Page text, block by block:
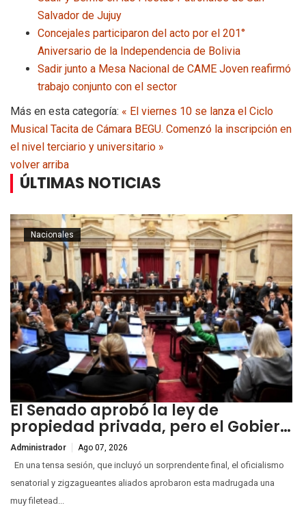
Salvador de Jujuy
Concejales participaron del acto por el 201°
Aniversario de la Independencia de Bolivia
Sadir junto a Mesa Nacional de CAME Joven reafirmó
trabajo conjunto con el sector
Más en esta categoría: « El viernes 10 se lanza el Ciclo
Musical Tacita de Cámara BEGU. Comenzó la inscripción en
el nivel terciario y universitario »
volver arriba
ÚLTIMAS NOTICIAS
El Senado aprobó la ley de
propiedad privada, pero el Gobier…
Administrador Ago 07, 2026
Nacionales
En una tensa sesión, que incluyó un sorprendente final, el oficialismo
senatorial y zigzagueantes aliados aprobaron esta madrugada una
muy filetead...